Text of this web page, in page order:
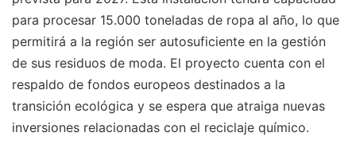
para procesar 15.000 toneladas de ropa al año, lo que
permitirá a la región ser autosuficiente en la gestión
de sus residuos de moda. El proyecto cuenta con el
respaldo de fondos europeos destinados a la
transición ecológica y se espera que atraiga nuevas
inversiones relacionadas con el reciclaje químico.